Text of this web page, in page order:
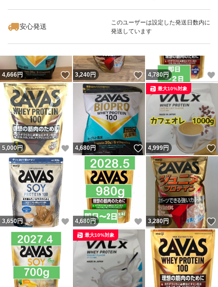
安心発送
このユーザーは設定した発送日数内に
発送しています
4,666円 いいね！
3,240円 いいね！
4,780円
5,000円 いいね！
4,680円 いいね！
4,999円
最大10%対象
3,650円 いいね！
4,680円 いいね！
3,280円
最大10%対象